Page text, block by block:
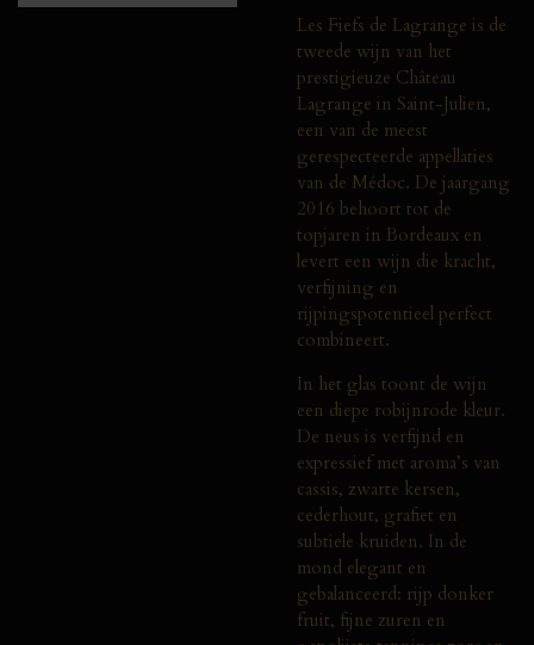
Les Fiefs de Lagrange is de
tweede wijn van het
prestigieuze Château
Lagrange in Saint-Julien,
een van de meest
gerespecteerde appellaties
van de Médoc. De jaargang
2016 behoort tot de
topjaren in Bordeaux en
levert een wijn die kracht,
verfijning en
rijpingspotentieel perfect
combineert.
In het glas toont de wijn
een diepe robijnrode kleur.
De neus is verfijnd en
expressief met aroma’s van
cassis, zwarte kersen,
cederhout, grafiet en
subtiele kruiden. In de
mond elegant en
gebalanceerd: rijp donker
fruit, fijne zuren en